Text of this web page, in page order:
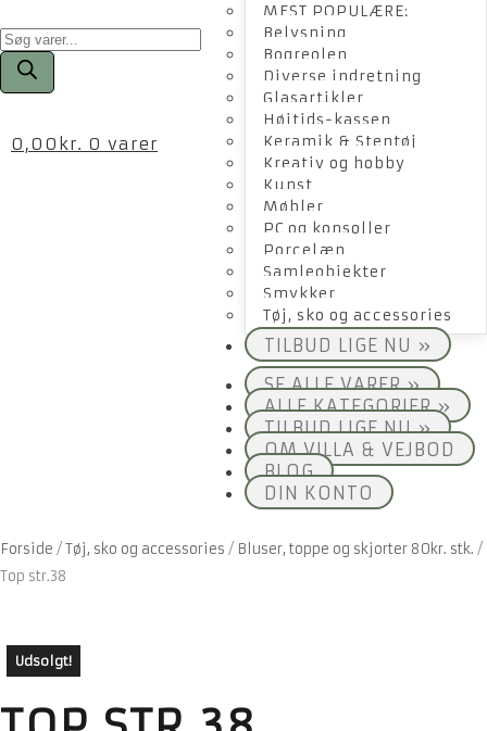
Products
search
0,00 kr. 0 varer
MEST POPULÆRE:
Belysning
Bogreolen
Diverse indretning
Glasartikler
Højtids-kassen
Keramik & Stentøj
Kreativ og hobby
Kunst
Møbler
PC og konsoller
Porcelæn
Samleobjekter
Smykker
Tøj, sko og accessories
TILBUD LIGE NU »
SE ALLE VARER »
ALLE KATEGORIER »
TILBUD LIGE NU »
OM VILLA & VEJBOD
BLOG
DIN KONTO
Forside /Tøj, sko og accessories / Bluser, toppe og skjorter 80kr. stk. /
Top str.38
Udsolgt!